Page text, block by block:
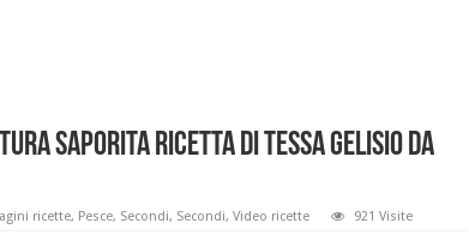
saporita ricetta di Tessa Gelisio da
ricette, Pesce, Secondi, Secondi, Video ricette 921 Visite